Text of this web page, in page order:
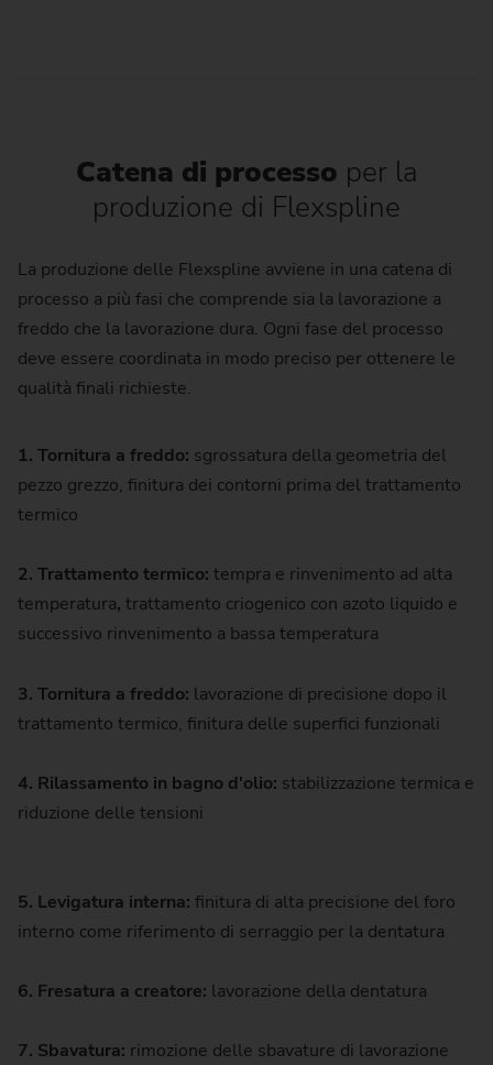
Catena di processo per la
produzione di Flexspline
La produzione delle Flexspline avviene in una catena di
processo a più fasi che comprende sia la lavorazione a
freddo che la lavorazione dura. Ogni fase del processo
deve essere coordinata in modo preciso per ottenere le
qualità finali richieste.
1. Tornitura a freddo: sgrossatura della geometria del
pezzo grezzo, finitura dei contorni prima del trattamento
termico
2. Trattamento termico: tempra e rinvenimento ad alta
temperatura, trattamento criogenico con azoto liquido e
successivo rinvenimento a bassa temperatura
3. Tornitura a freddo: lavorazione di precisione dopo il
trattamento termico, finitura delle superfici funzionali
4. Rilassamento in bagno d'olio: stabilizzazione termica e
riduzione delle tensioni
5. Levigatura interna: finitura di alta precisione del foro
interno come riferimento di serraggio per la dentatura
6. Fresatura a creatore: lavorazione della dentatura
7. Sbavatura: rimozione delle sbavature di lavorazione